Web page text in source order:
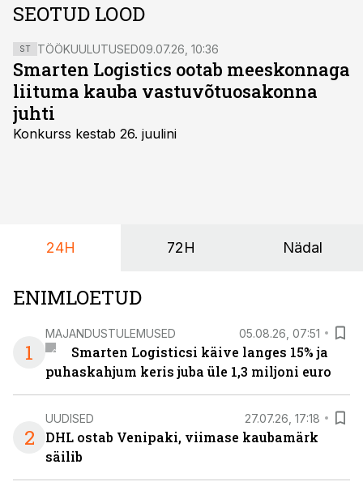
SEOTUD LOOD
ST TÖÖKUULUTUSED09.07.26, 10:36
Smarten Logistics ootab meeskonnaga
liituma kauba vastuvõtuosakonna
juhti
Konkurss kestab 26. juulini
24H 72H Nädal
ENIMLOETUD
1
MAJANDUSTULEMUSED 05.08.26, 07:51
Smarten Logisticsi käive langes 15% ja
puhaskahjum keris juba üle 1,3 miljoni euro
2
UUDISED 27.07.26, 17:18
DHL ostab Venipaki, viimase kaubamärk
säilib